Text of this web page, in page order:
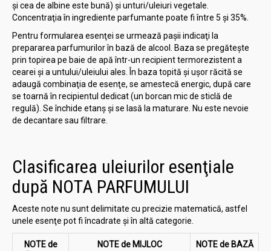
şi cea de albine este bună) şi unturi/uleiuri vegetale.
Concentraţia în ingrediente parfumante poate fi între 5 şi 35%.
Pentru formularea esenţei se urmează paşii indicaţi la
prepararea parfumurilor în bază de alcool. Baza se pregăteşte
prin topirea pe baie de apă într-un recipient termorezistent a
cearei şi a untului/uleiului ales. În baza topită şi uşor răcită se
adaugă combinaţia de esenţe, se amestecă energic, după care
se toarnă în recipientul dedicat (un borcan mic de sticlă de
regulă). Se închide etanş şi se lasă la maturare. Nu este nevoie
de decantare sau filtrare.
Clasificarea uleiurilor esenţiale
după NOTA PARFUMULUI
Aceste note nu sunt delimitate cu precizie matematică, astfel
unele esenţe pot fi încadrate şi în altă categorie.
NOTE de
NOTE de MIJLOC
NOTE de BAZĂ